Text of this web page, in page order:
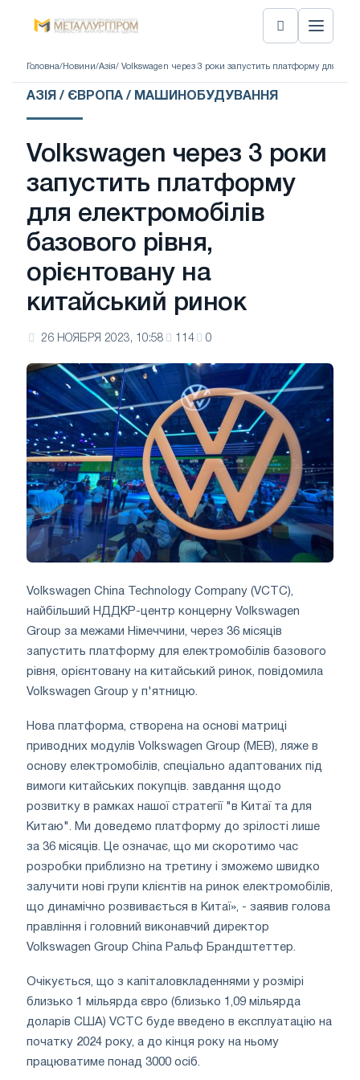
Головна/ Новини/Азія/ Volkswagen через 3 роки запустить платформу для
АЗІЯ / ЄВРОПА / МАШИНОБУДУВАННЯ
Volkswagen через 3 роки
запустить платформу
для електромобілів
базового рівня,
орієнтовану на
китайський ринок
26 НОЯБРЯ 2023, 10:58 114 0
Volkswagen China Technology Company (VCTC),
найбільший НДДКР-центр концерну Volkswagen
Group за межами Німеччини, через 36 місяців
запустить платформу для електромобілів базового
рівня, орієнтовану на китайський ринок, повідомила
Volkswagen Group у п'ятницю.
Нова платформа, створена на основі матриці
приводних модулів Volkswagen Group (MEB), ляже в
основу електромобілів, спеціально адаптованих під
вимоги китайських покупців. завдання щодо
розвитку в рамках нашої стратегії "в Китаї та для
Китаю". Ми доведемо платформу до зрілості лише
за 36 місяців. Це означає, що ми скоротимо час
розробки приблизно на третину і зможемо швидко
залучити нові групи клієнтів на ринок електромобілів,
що динамічно розвивається в Китаї», - заявив голова
правління і головний виконавчий директор
Volkswagen Group China Ральф Брандштеттер.
Очікується, що з капіталовкладеннями у розмірі
близько 1 мільярда євро (близько 1,09 мільярда
доларів США) VCTC буде введено в експлуатацію на
початку 2024 року, а до кінця року на ньому
працюватиме понад 3000 осіб.